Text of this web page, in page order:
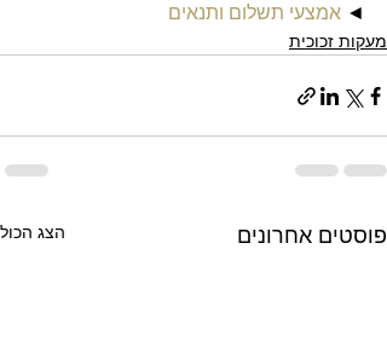
◄ אמצעי תשלום ותנאים
מעקות זכוכית
פוסטים אחרונים הצג הכול